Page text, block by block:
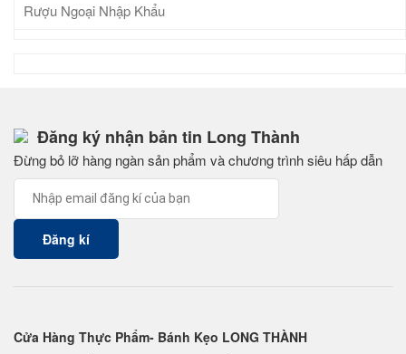
Rượu Ngoại Nhập Khẩu
Đăng ký nhận bản tin Long Thành
Đừng bỏ lỡ hàng ngàn sản phẩm và chương trình siêu hấp dẫn
Cửa Hàng Thực Phẩm- Bánh Kẹo LONG THÀNH